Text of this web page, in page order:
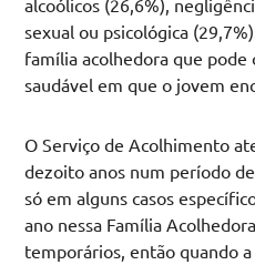
alcoólicos (26,6%),
sexual ou psicológica
família acolhedora que
saudável em que o jovem
O Serviço de Acolhimento
dezoito anos num período
só em alguns casos
ano nessa Família
temporários, então quando